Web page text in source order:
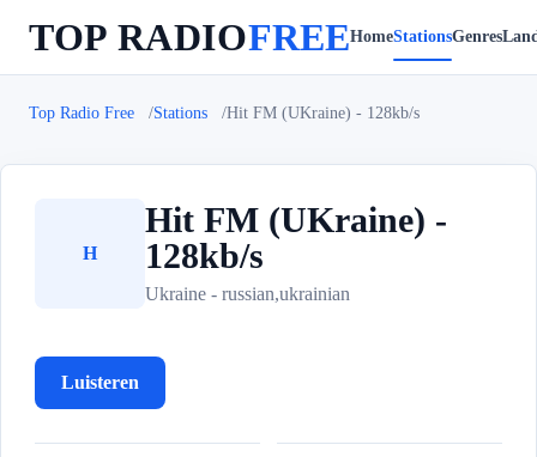
TOP RADIOFREEHomeStationsGenres
Top Radio Free Stations Hit FM (UKraine) - 128kb/s
H
Hit FM (UKraine) -
128kb/s
Ukraine - russian,ukrainian
Luisteren